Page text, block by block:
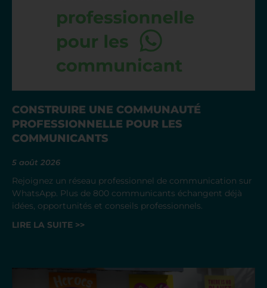
CONSTRUIRE UNE COMMUNAUTÉ
PROFESSIONNELLE POUR LES
COMMUNICANTS
5 août 2026
Rejoignez un réseau professionnel de communication sur
WhatsApp. Plus de 800 communicants échangent déjà
idées, opportunités et conseils professionnels.
LIRE LA SUITE >>